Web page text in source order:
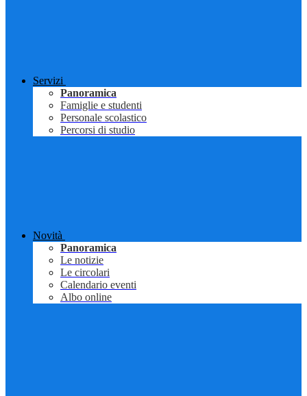
Servizi
Panoramica
Famiglie e studenti
Personale scolastico
Percorsi di studio
Novità
Panoramica
Le notizie
Le circolari
Calendario eventi
Albo online